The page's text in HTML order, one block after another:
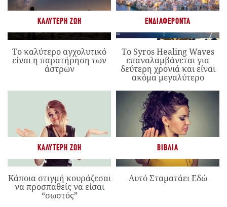
ΚΑΛΎΤΕΡΗ ΖΩΉ
Το καλύτερο αγχολυτικό
είναι η παρατήρηση των
άστρων
ΕΝΔΙΑΦΈΡΟΝΤΑ
Το Syros Healing Waves
επαναλαμβάνεται για
δεύτερη χρονιά και είναι
ακόμα μεγαλύτερο
ΚΑΛΎΤΕΡΗ ΖΩΉ
Κάποια στιγμή κουράζεσαι
να προσπαθείς να είσαι
“σωστός”
ΒΙΒΛΊΑ
Αυτό Σταματάει Εδώ